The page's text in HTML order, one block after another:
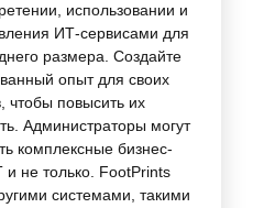
использовании и
ИТ-сервисами для
размера. Создайте
опыт для своих
чтобы повысить их
Администраторы могут
комплексные бизнес-
не только. FootPrints
системами, такими